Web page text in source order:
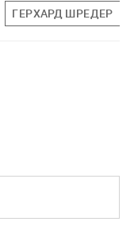
ГЕРХАРД ШРЕДЕР